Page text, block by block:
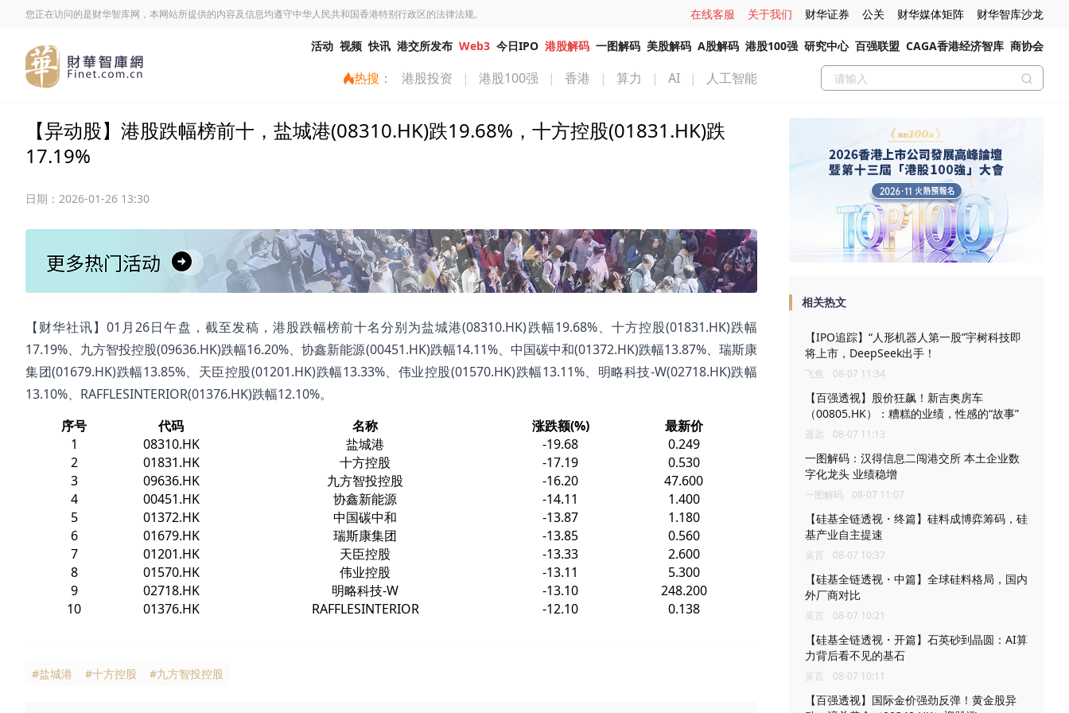
您正在访问的是财华智库网，本网站所提供的内容及信息均遵守中华人民共和国香港特别行政区的法律法规。 在线客服 关于我们 财华证券 公关 财华媒体矩阵 财华智库沙龙
活动 视频 快讯 港交所发布 Web3 今日IPO 港股解码 一图解码 美股解码 A股解码 港股100强 研究中心 百强联盟 CAGA香港经济智库 商协会
热搜： 港股投资 | 港股100强 | 香港 | 算力 | AI | 人工智能
【异动股】港股跌幅榜前十，盐城港(08310.HK)跌19.68%，十方控股(01831.HK)跌
17.19%
日期： 2026-01-26 13:30
【财华社讯】01月26日午盘，截至发稿，港股跌幅榜前十名分别为盐城港(08310.HK)跌幅19.68%、十方控股(01831.HK)跌幅
17.19%、九方智投控股(09636.HK)跌幅16.20%、协鑫新能源(00451.HK)跌幅14.11%、中国碳中和(01372.HK)跌幅13.87%、瑞斯康
集团(01679.HK)跌幅13.85%、天臣控股(01201.HK)跌幅13.33%、伟业控股(01570.HK)跌幅13.11%、明略科技-W(02718.HK)跌幅
13.10%、RAFFLESINTERIOR(01376.HK)跌幅12.10%。
序号
代码 名称 涨跌额(%)
最新价
1
08310.HK 盐城港 -19.68
0.249
2
01831.HK 十方控股 -17.19
0.530
3
09636.HK 九方智投控股 -16.20
47.600
4
00451.HK 协鑫新能源 -14.11
1.400
5
01372.HK 中国碳中和 -13.87
1.180
6
01679.HK 瑞斯康集团 -13.85
0.560
7
01201.HK 天臣控股 -13.33
2.600
8
01570.HK 伟业控股 -13.11
5.300
9
02718.HK 明略科技-W -13.10
248.200
10
01376.HK RAFFLESINTERIOR -12.10 0.138
#盐城港 #十方控股 #九方智投控股
相关热文
【IPO追踪】“人形机器人第一股”宇树科技即
将上市，DeepSeek出手！
飞鱼 08-07 11:34
【百强透视】股价狂飙！新吉奥房车
（00805.HK）：糟糕的业绩，性感的“故事”
遥远 08-07 11:13
一图解码：汉得信息二闯港交所 本土企业数
字化龙头 业绩稳增
一图解码 08-07 11:07
【硅基全链透视・终篇】硅料成博弈筹码，硅
基产业自主提速
吴言 08-07 10:37
【硅基全链透视・中篇】全球硅料格局，国内
外厂商对比
吴言 08-07 10:21
【硅基全链透视・开篇】石英砂到晶圆：AI算
力背后看不见的基石
吴言 08-07 10:11
【百强透视】国际金价强劲反弹！黄金股异